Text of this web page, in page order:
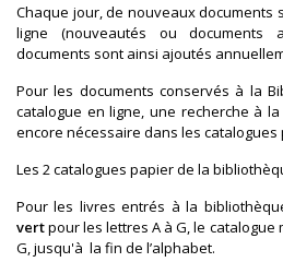
Chaque jour, de nouveaux documents
ligne (nouveautés ou documents
documents sont ainsi ajoutés
Pour les documents conservés à la
catalogue en ligne, une recherche à
encore nécessaire dans les catalogues
Les 2 catalogues papier de la
Pour les livres entrés à la
vertpour les lettres A à G, le
G, jusqu'à la fin de l’alphabet.